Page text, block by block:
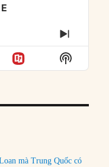
NEXT
Show
Podcast
mà Trung Quốc có